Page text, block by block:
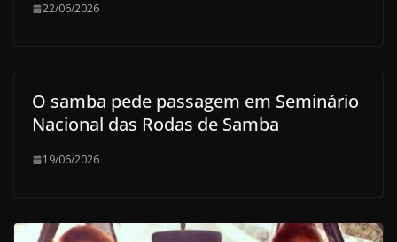
22/06/2026
O samba pede passagem em Seminário
Nacional das Rodas de Samba
19/06/2026